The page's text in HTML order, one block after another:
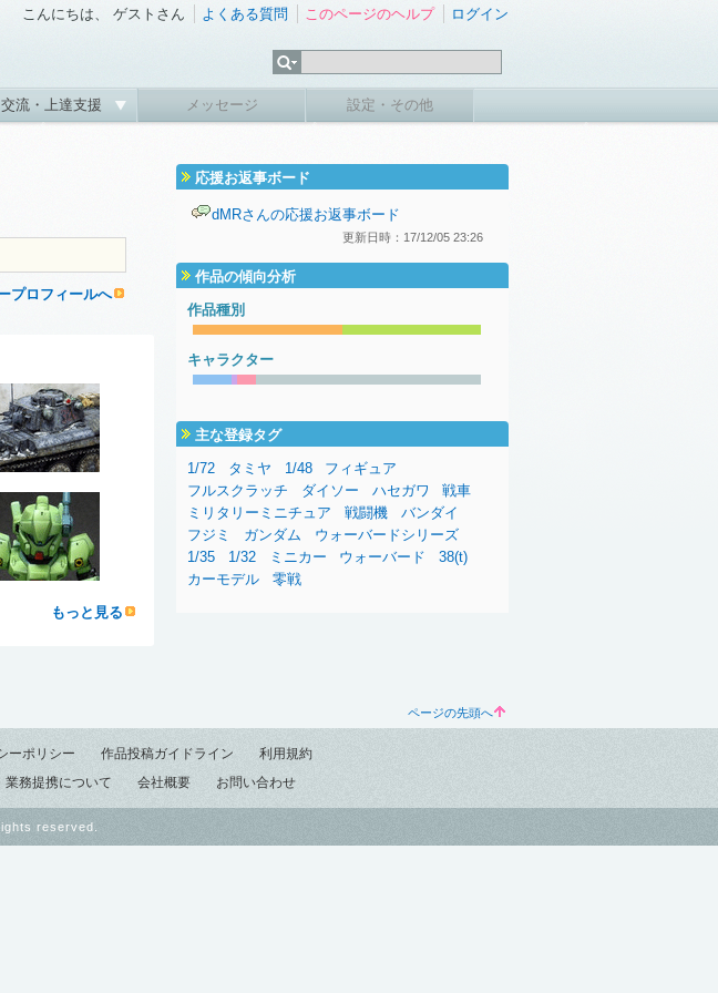
こんにちは、 ゲストさん よくある質問 このページのヘルプ ログイン
交流・上達支援 メッセージ 設定・その他
プロフィールへ
もっと見る
応援お返事ボード
dMRさんの応援お返事ボード
更新日時：17/12/05 23:26
作品の傾向分析
作品種別
キャラクター
主な登録タグ
1/72
タミヤ 1/48
フィギュア
フルスクラッチ
ダイソー ハセガワ
戦車
ミリタリーミニチュア
戦闘機
バンダイ
フジミ
ガンダム
ウォーバードシリーズ
1/35
1/32 ミニカー ウォーバード
38(t)
カーモデル
零戦
ページの先頭へ
ーポリシー 作品投稿ガイドライン
利用規約
業務提携について 会社概要 お問い合わせ
reserved.